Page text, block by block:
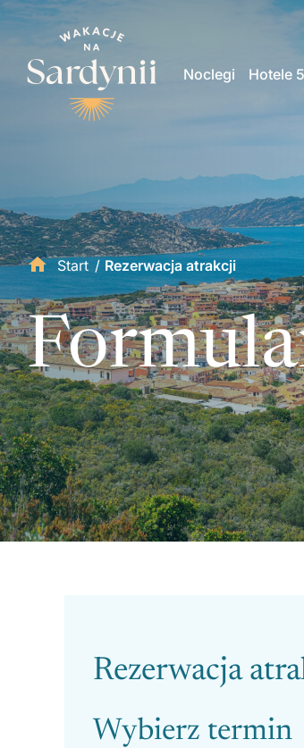
Noclegi Hotele
Start / Rezerwacja atrakcji
Please leave this field empty.
Rezerwacja
Wybierz termin